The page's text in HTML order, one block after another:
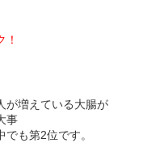
が増えている大腸が
事
も第2位です。